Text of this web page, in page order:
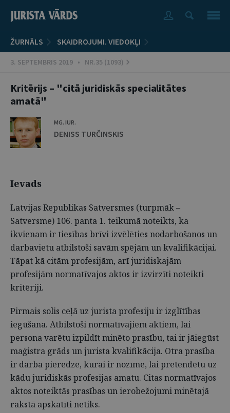
ŽURNĀLS SKAIDROJUMI. VIEDOKĻI
3. SEPTEMBRIS 2019 • NR.35 (1093)
Kritērijs – "citā juridiskās specialitātes
amatā"
MG. IUR.
DENISS TURČINSKIS
Ievads
Latvijas Republikas Satversmes (turpmāk –
Satversme) 106. panta 1. teikumā noteikts, ka
ikvienam ir tiesības brīvi izvēlēties nodarbošanos un
darbavietu atbilstoši savām spējām un kvalifikācijai.
Tāpat kā citām profesijām, arī juridiskajām
profesijām normatīvajos aktos ir izvirzīti noteikti
kritēriji.
Pirmais solis ceļā uz jurista profesiju ir izglītības
iegūšana. Atbilstoši normatīvajiem aktiem, lai
persona varētu izpildīt minēto prasību, tai ir jāiegūst
maģistra grāds un jurista kvalifikācija. Otra prasība
ir darba pieredze, kurai ir nozīme, lai pretendētu uz
kādu juridiskās profesijas amatu. Citas normatīvajos
aktos noteiktās prasības un ierobežojumi minētajā
rakstā apskatīti netiks.